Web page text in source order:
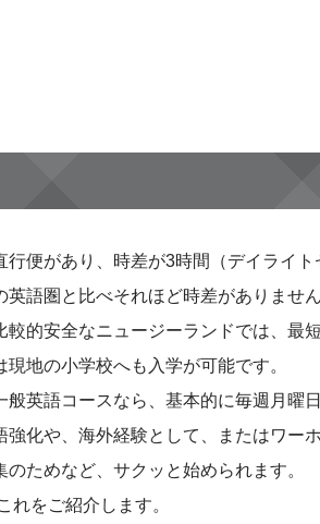
行便があり、時差が3時間（デイライ
英語圏と比べそれほど時差がありませ
較的安全なニュージーランドでは、最
現地の小学校へも入学が可能です。
般英語コースなら、基本的に毎週月曜
強化や、海外経験として、またはワー
のためなど、サクッと始められます。
れをご紹介します。